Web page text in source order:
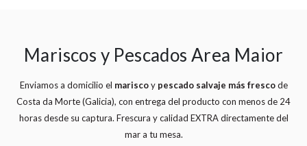
Mariscos y Pescados Area Maior
Enviamos a domicilio el mariscoy pescado salvaje más frescode
Costa da Morte (Galicia), con entrega del producto con menos de 24
horas desde su captura. Frescura y calidad EXTRA directamente del
mar a tu mesa.